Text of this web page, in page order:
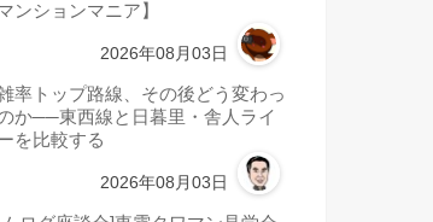
マンションマニア】
2026年08月03日
率トップ路線、その後どう変わっ
か──東西線と日暮里・舎人ライ
を比較する
2026年08月03日